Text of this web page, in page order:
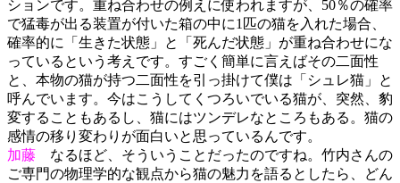
ションです。重ね合わせの例えに使われますが、50％の確率
で猛毒が出る装置が付いた箱の中に1匹の猫を入れた場合、
確率的に「生きた状態」と「死んだ状態」が重ね合わせにな
っているという考えです。すごく簡単に言えばその二面性
と、本物の猫が持つ二面性を引っ掛けて僕は「シュレ猫」と
呼んでいます。今はこうしてくつろいでいる猫が、突然、豹
変することもあるし、猫にはツンデレなところもある。猫の
感情の移り変わりが面白いと思っているんです。
加藤 なるほど、そういうことだったのですね。竹内さんの
ご専門の物理学的な観点から猫の魅力を語るとしたら、どん